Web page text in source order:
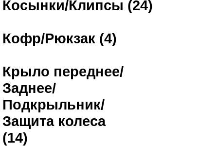
Косынки/Клипсы (24)
Кофр/Рюкзак (4)
Крыло переднее/
Заднее/
Подкрыльник/
Защита колеса
(14)